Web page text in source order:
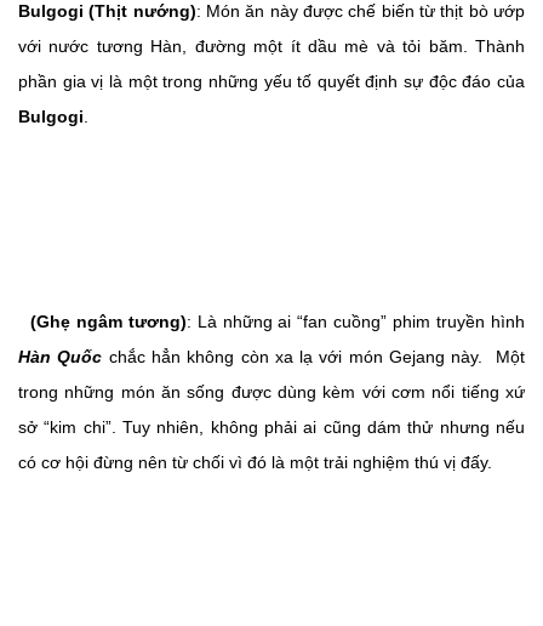
Bulgogi (Thịt nướng): Món ăn này được chế biến từ thịt bò ướp
với nước tương Hàn, đường một ít dầu mè và tỏi băm. Thành
phần gia vị là một trong những yếu tố quyết định sự độc đáo của
Bulgogi
(Ghẹ ngâm tương): Là những ai “fan cuồng” phim truyền hình
Hàn Quốc chắc hẳn không còn xa lạ với món Gejang này. Một
trong những món ăn sống được dùng kèm với cơm nổi tiếng xứ
sở “kim chi”. Tuy nhiên, không phải ai cũng dám thử nhưng nếu
có cơ hội đừng nên từ chối vì đó là một trải nghiệm thú vị đấy.